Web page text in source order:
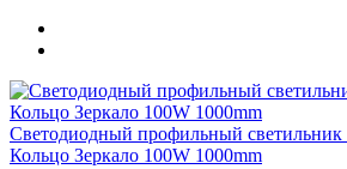
Светодиодный профильный
Кольцо Зеркало 100W 1000mm